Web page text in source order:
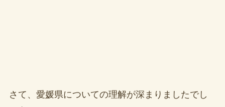
さて、愛媛県についての理解が深まりましたでし